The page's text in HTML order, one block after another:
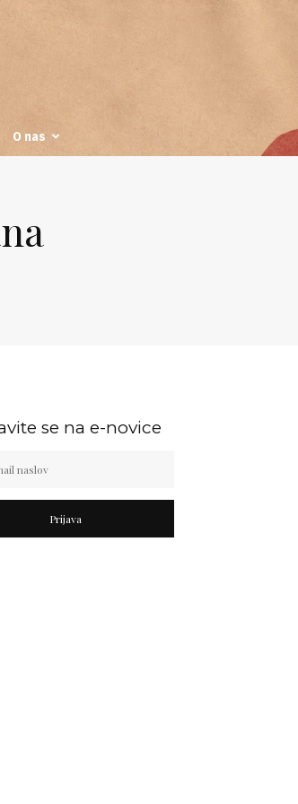
O nas
se na e-novice
Prijava